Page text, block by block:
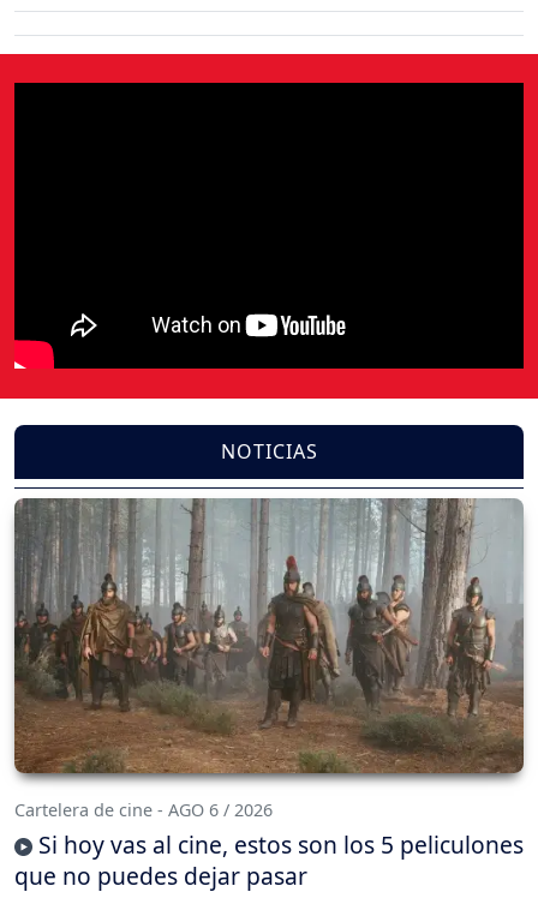
NOTICIAS
Cartelera de cine - AGO 6 / 2026
Si hoy vas al cine, estos son los 5 peliculones
que no puedes dejar pasar